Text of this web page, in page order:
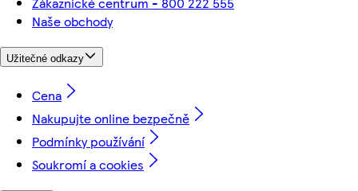
Naše obchody
Užitečné odkazy
Cena
Nakupujte online bezpečně
Podmínky používání
Soukromí a cookies